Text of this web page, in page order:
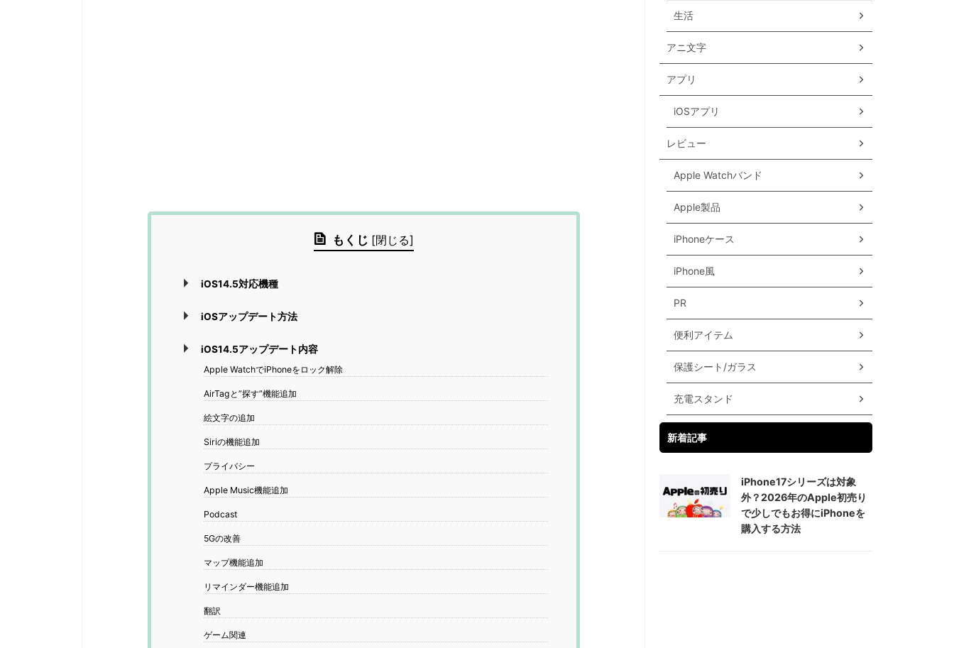
もくじ [閉じる]
iOS14.5対応機種
iOSアップデート方法
iOS14.5アップデート内容
Apple WatchでiPhoneをロック解除
AirTagと”探す”機能追加
絵文字の追加
Siriの機能追加
プライバシー
Apple Music機能追加
Podcast
5Gの改善
マップ機能追加
リマインダー機能追加
翻訳
ゲーム関連
生活
アニ文字
アプリ
iOSアプリ
レビュー
Apple Watchバンド
Apple製品
iPhoneケース
iPhone風
PR
便利アイテム
保護シート/ガラス
充電スタンド
新着記事
iPhone17シリーズは対象
外？2026年のApple初売り
で少しでもお得にiPhoneを
購入する方法